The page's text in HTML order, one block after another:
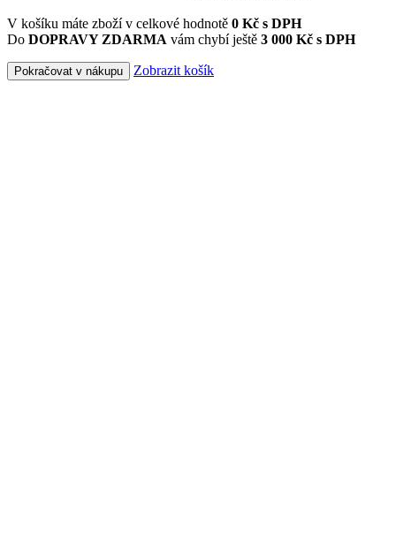
V košíku máte zboží v celkové hodnotě 0 Kč s DPH
Do DOPRAVY ZDARMA vám chybí ještě 3 000 Kč s DPH
Pokračovat v nákupu Zobrazit košík